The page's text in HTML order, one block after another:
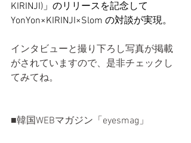
KIRINJI)」のリリースを記念して
YonYon×KIRINJI×Slom の対談が実現。
インタビューと撮り下ろし写真が掲載
がされていますので、是非チェックし
てみてね。
■韓国WEBマガジン「eyesmag」